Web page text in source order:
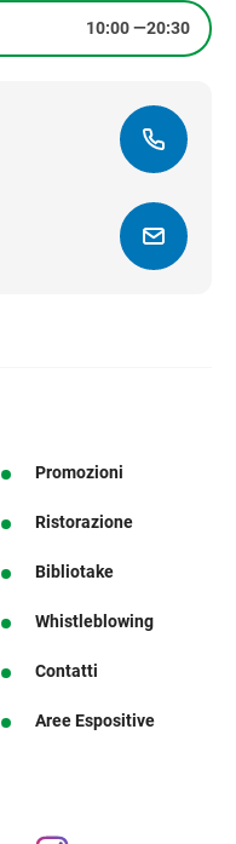
10:00—20:30
Promozioni
Ristorazione
Bibliotake
Whistleblowing
Contatti
Aree Espositive